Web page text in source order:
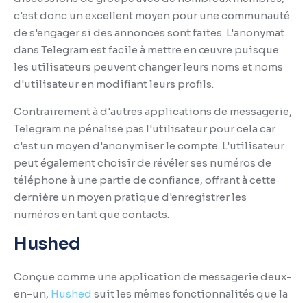
c'est donc un excellent moyen pour une communauté
de s'engager si des annonces sont faites. L'anonymat
dans Telegram est facile à mettre en œuvre puisque
les utilisateurs peuvent changer leurs noms et noms
d'utilisateur en modifiant leurs profils.
Contrairement à d'autres applications de messagerie,
Telegram ne pénalise pas l'utilisateur pour cela car
c'est un moyen d'anonymiser le compte. L'utilisateur
peut également choisir de révéler ses numéros de
téléphone à une partie de confiance, offrant à cette
dernière un moyen pratique d'enregistrer les
numéros en tant que contacts.
Hushed
Conçue comme une application de messagerie deux-
en-un, Hushed suit les mêmes fonctionnalités que la